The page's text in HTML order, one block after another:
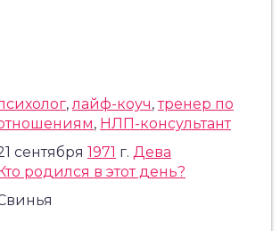
,лайф-коуч,тренер по
, НЛП-консультант
сентября 1971 г. Дева
родился в этот день?